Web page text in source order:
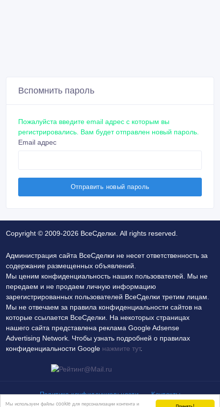
Мы используем файлы cookie для персонализации контента и
Вспомнить пароль
Пожалуйста введите email адрес с которым вы
регистрировались. Вам будет отправлен новый пароль.
Email адрес
Copyright © 2009-2026 ВсеСделки. All rights reserved.
Администрация сайта ВсеСделки не несет ответственность за
содержание размещенных объявлений.
Мы ценим конфиденциальность наших пользователей. Мы не
передаем и не продаем личную информацию
зарегистрированных пользователей ВсеСделки третим лицам.
Мы не отвечаем за правила конфиденциальности сайтов на
которые ссылается ВсеСделки. На некоторых страницах
нашего сайта представлена реклама Google Adsense
Advertising Network. Чтобы узнать подробней о правилах
конфиденциальности Google нажмите тут.
Политика конфиденциальности Контакты